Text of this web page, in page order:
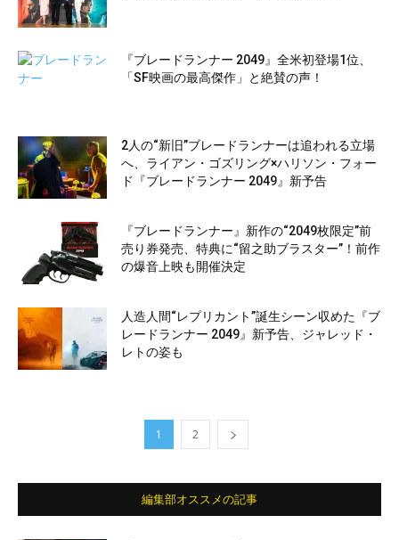
『ブレードランナー 2049』全米初登場1位、
「SF映画の最高傑作」と絶賛の声！
2人の“新旧”ブレードランナーは追われる立場
へ、ライアン・ゴズリング×ハリソン・フォー
ド『ブレードランナー 2049』新予告
『ブレードランナー』新作の“2049枚限定”前
売り券発売、特典に“留之助ブラスター”！前作
の爆音上映も開催決定
人造人間“レプリカント”誕生シーン収めた『ブ
レードランナー 2049』新予告、ジャレッド・
レトの姿も
1 2
編集部オススメの記事